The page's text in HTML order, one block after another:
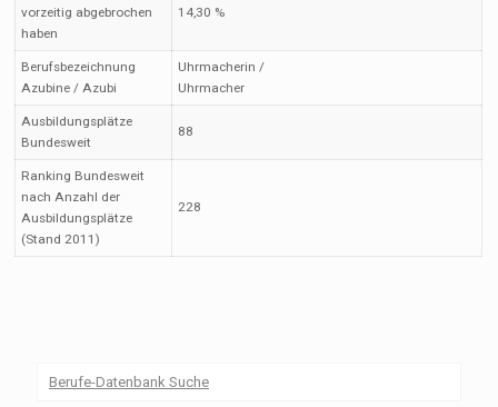
vorzeitig abgebrochen
haben
14,30 %
Berufsbezeichnung
Azubine / Azubi
Uhrmacherin /
Uhrmacher
Ausbildungsplätze
Bundesweit
88
Ranking Bundesweit
nach Anzahl der
Ausbildungsplätze
(Stand 2011)
228
Berufe-Datenbank Suche